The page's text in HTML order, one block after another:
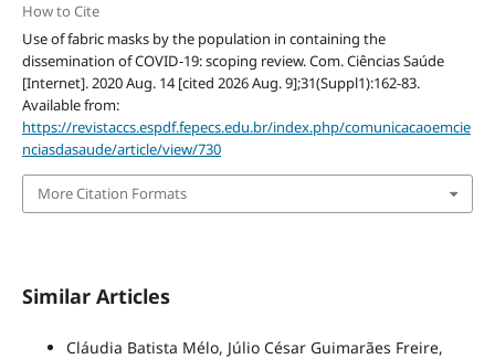
How to Cite
Use of fabric masks by the population in containing the
dissemination of COVID-19: scoping review. Com. Ciências Saúde
[Internet]. 2020 Aug. 14 [cited 2026 Aug. 9];31(Suppl1):162-83.
Available from:
https://revistaccs.espdf.fepecs.edu.br/index.php/comunicacaoemcie
nciasdasaude/article/view/730
More Citation Formats
Similar Articles
Cláudia Batista Mélo, Júlio César Guimarães Freire,